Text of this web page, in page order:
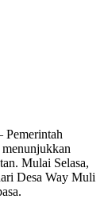
Pemerintah
Mulai Selasa,
Desa Way Muli